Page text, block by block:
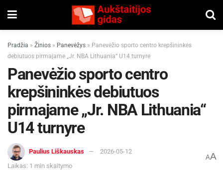
Pradžia » Žinios » Panevėžys » Panevėžio sporto centro krepšininkės
debiutuos pirmajame „Jr. NBA Lithuania“ U14 turnyre
Panevėžio sporto centro
krepšininkės debiutuos
pirmajame „Jr. NBA Lithuania“
U14 turnyre
Paulius Liškauskas
2026-05-12
Laikas: 1 min skaitymo
AA